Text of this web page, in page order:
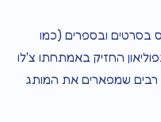
בסרטים ובספרים (כמו
החזיק באמתחתו צ'לו
רבים שמפארים את המותג